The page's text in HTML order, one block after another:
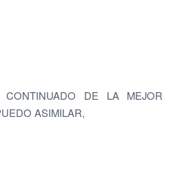
DE LA MEJOR
ASIMILAR,